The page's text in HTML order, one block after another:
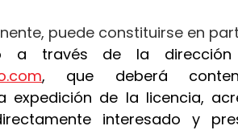
puede constituirse en
, que deberá
expedición de la licencia,
interesado y